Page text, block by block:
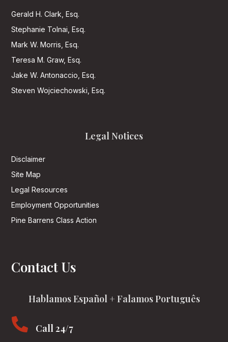
Gerald H. Clark, Esq.
Stephanie Tolnai, Esq.
Mark W. Morris, Esq.
Teresa M. Graw, Esq.
Jake W. Antonaccio, Esq.
Steven Wojciechowski, Esq.
Legal Notices
Disclaimer
Site Map
Legal Resources
Employment Opportunities
Pine Barrens Class Action
Contact Us
Hablamos Español + Falamos Português
 Call 24/7